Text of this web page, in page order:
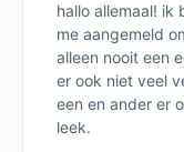
hallo allemaal! ik
me aangemeld
alleen nooit een
er ook niet veel
een en ander er
leek.